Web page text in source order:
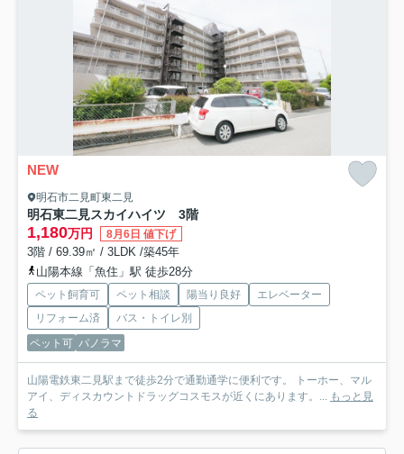
NEW
明石市二見町東二見
明石東二見スカイハイツ 3階
1,180万円 8月6日 値下げ
3階 / 69.39㎡ / 3LDK /築45年
山陽本線「魚住」駅 徒歩28分
ペット飼育可 ペット相談 陽当り良好
エレベーター
リフォーム済
バス・トイレ別
ペット可 パノラマ
山陽電鉄東二見駅まで徒歩2分で通勤通学に便利です。 トーホー、マル
アイ、ディスカウントドラッグコスモスが近くにあります。... もっと見
る